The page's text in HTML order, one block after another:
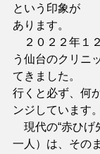
という印象が
あります。
２０２２年１
う仙台のクリニ
てきました。
行くと必ず、何
ンジしています。
現代の“赤ひげ
一人）は、その